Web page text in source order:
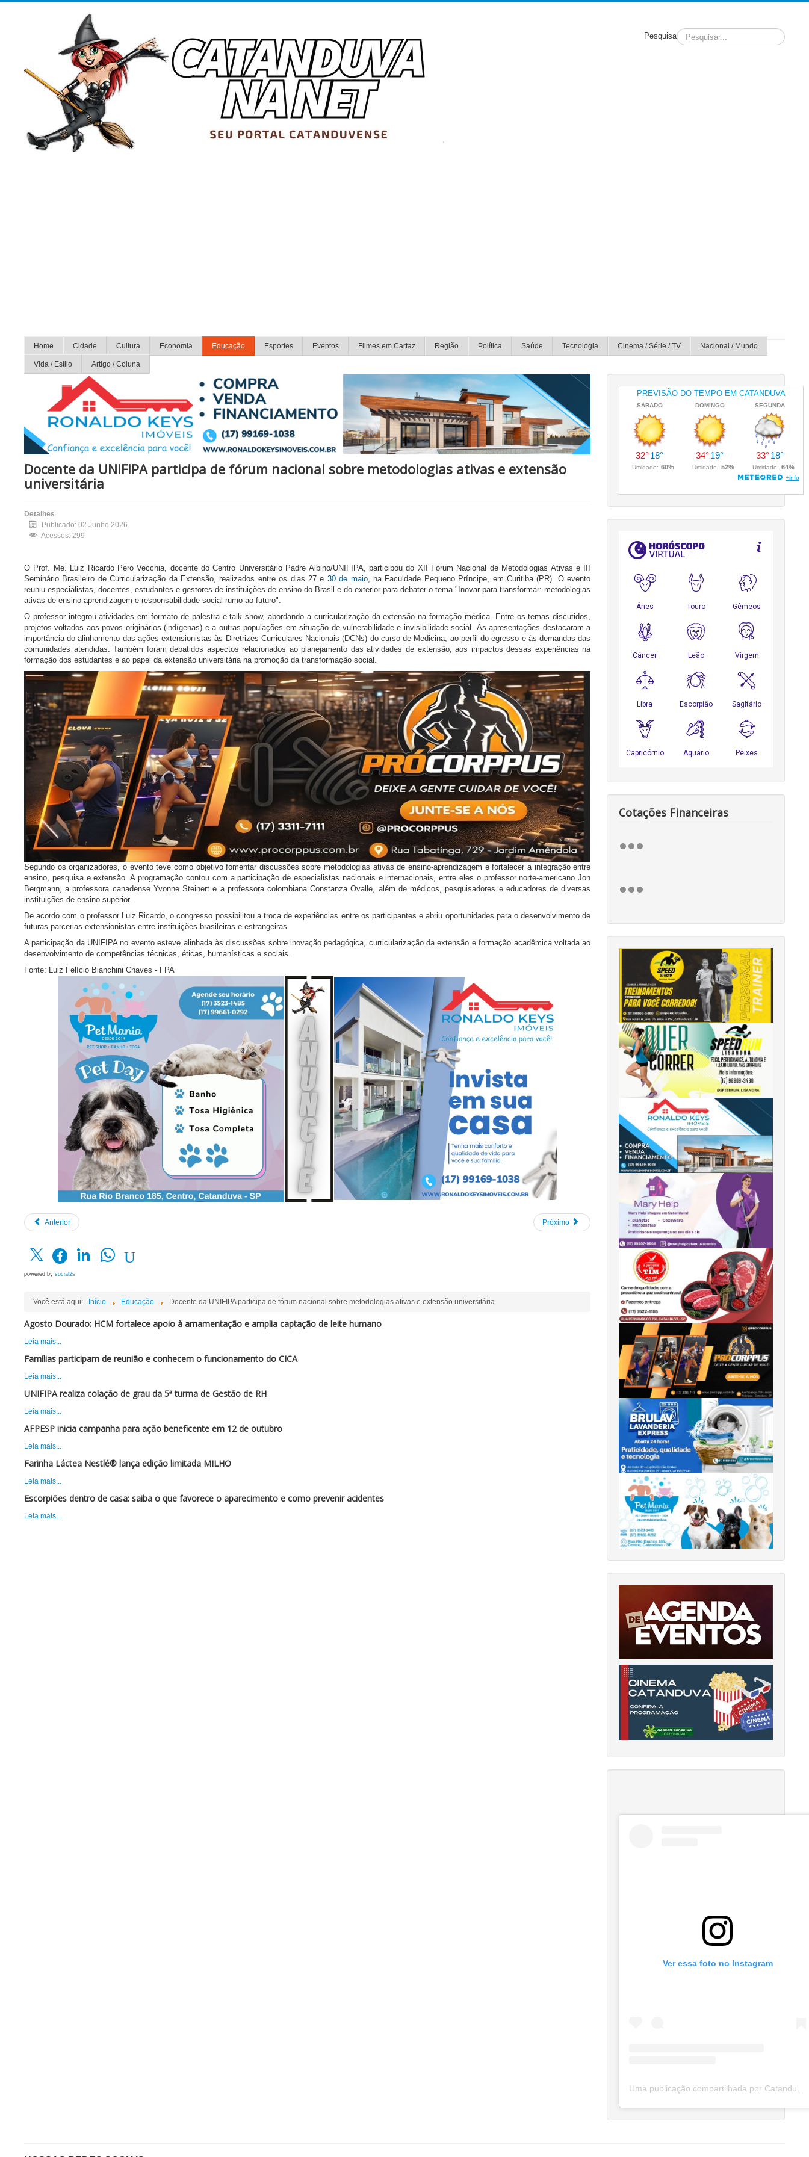
Pesquisa
Home Cidade Cultura Economia Educação Esportes Eventos Filmes em Cartaz Região Política Saúde Tecnologia Cinema / Série / TV Nacional / Mundo
Vida / Estilo Artigo / Coluna
Docente da UNIFIPA participa de fórum nacional sobre metodologias ativas e extensão
universitária
Detalhes
Publicado: 02 Junho 2026
Acessos: 299
O Prof. Me. Luiz Ricardo Pero Vecchia, docente do Centro Universitário Padre Albino/UNIFIPA, participou do XII Fórum Nacional de Metodologias Ativas e III
Seminário Brasileiro de Curricularização da Extensão, realizados entre os dias 27 e 30 de maio, na Faculdade Pequeno Príncipe, em Curitiba (PR). O evento
reuniu especialistas, docentes, estudantes e gestores de instituições de ensino do Brasil e do exterior para debater o tema "Inovar para transformar: metodologias
ativas de ensino-aprendizagem e responsabilidade social rumo ao futuro".
O professor integrou atividades em formato de palestra e talk show, abordando a curricularização da extensão na formação médica. Entre os temas discutidos,
projetos voltados aos povos originários (indígenas) e a outras populações em situação de vulnerabilidade e invisibilidade social. As apresentações destacaram a
importância do alinhamento das ações extensionistas às Diretrizes Curriculares Nacionais (DCNs) do curso de Medicina, ao perfil do egresso e às demandas das
comunidades atendidas. Também foram debatidos aspectos relacionados ao planejamento das atividades de extensão, aos impactos dessas experiências na
formação dos estudantes e ao papel da extensão universitária na promoção da transformação social.
Segundo os organizadores, o evento teve como objetivo fomentar discussões sobre metodologias ativas de ensino-aprendizagem e fortalecer a integração entre
ensino, pesquisa e extensão. A programação contou com a participação de especialistas nacionais e internacionais, entre eles o professor norte-americano Jon
Bergmann, a professora canadense Yvonne Steinert e a professora colombiana Constanza Ovalle, além de médicos, pesquisadores e educadores de diversas
instituições de ensino superior.
De acordo com o professor Luiz Ricardo, o congresso possibilitou a troca de experiências entre os participantes e abriu oportunidades para o desenvolvimento de
futuras parcerias extensionistas entre instituições brasileiras e estrangeiras.
A participação da UNIFIPA no evento esteve alinhada às discussões sobre inovação pedagógica, curricularização da extensão e formação acadêmica voltada ao
desenvolvimento de competências técnicas, éticas, humanísticas e sociais.
Fonte: Luiz Felício Bianchini Chaves - FPA
Anterior Próximo
powered by social2s
Você está aqui: Início Educação Docente da UNIFIPA participa de fórum nacional sobre metodologias ativas e extensão universitária
Agosto Dourado: HCM fortalece apoio à amamentação e amplia captação de leite humano
Leia mais...
Famílias participam de reunião e conhecem o funcionamento do CICA
Leia mais...
UNIFIPA realiza colação de grau da 5ª turma de Gestão de RH
Leia mais...
AFPESP inicia campanha para ação beneficente em 12 de outubro
Leia mais...
Farinha Láctea Nestlé® lança edição limitada MILHO
Leia mais...
Escorpiões dentro de casa: saiba o que favorece o aparecimento e como prevenir acidentes
Leia mais...
Cotações Financeiras
Ver essa foto no Instagram